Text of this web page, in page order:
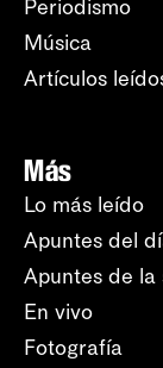
Periodismo
Música
Artículos
Más
Lo más leído
Apuntes del
Apuntes de la
En vivo
Fotografía